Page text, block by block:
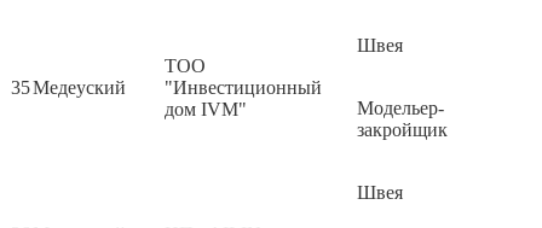
35Медеуский
ТОО
"Инвестиционный
дом IVM"
Швея
Модельер-
закройщик
Швея